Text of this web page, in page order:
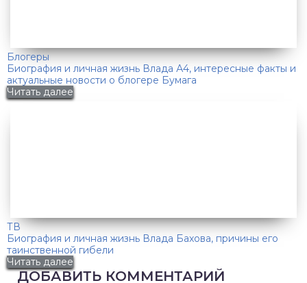
Блогеры
Биография и личная жизнь Влада А4, интересные факты и
актуальные новости о блогере Бумага
Читать далее
ТВ
Биография и личная жизнь Влада Бахова, причины его
таинственной гибели
Читать далее
ДОБАВИТЬ КОММЕНТАРИЙ